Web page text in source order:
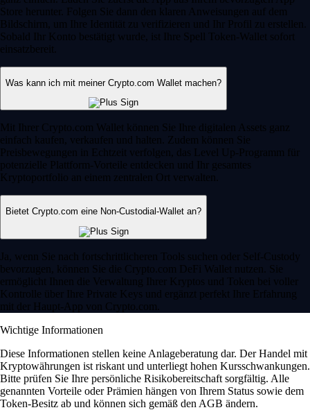
Store herunter. Folgen Sie dann den klaren Anweisungen auf dem
Bildschirm, um Ihre Identität zu verifizieren und Ihr Profil zu erstellen.
Sobald Ihr Konto bestätigt wurde, ist Ihre Spell Token-Wallet sofort
einsatzbereit.
Was kann ich mit meiner Crypto.com Wallet machen?
Mit Ihrer Crypto.com Wallet können Sie Ihre digitalen Assets ganz
einfach kaufen, verkaufen und halten. Zudem können Sie
Preisbewegungen in Echtzeit verfolgen, das Level Up-Programm für
potenzielle Plattform-Vorteile entdecken und Ihr gesamtes
Kryptoportfolio an einem zentralen Ort verwalten.
Bietet Crypto.com eine Non-Custodial-Wallet an?
Ja, wenn Sie nach fortschrittlicheren Tools suchen oder Self-Custody
bevorzugen, können Sie die Crypto.com DeFi Wallet nutzen. Sie
ermöglicht Ihnen die Verwaltung Ihrer Kryptos und Token bei voller
Kontrolle über Ihre Private Keys und ergänzt perfekt Ihre Erfahrung
mit der Haupt-App von Crypto.com.
Wichtige Informationen
Diese Informationen stellen keine Anlageberatung dar. Der Handel mit
Kryptowährungen ist riskant und unterliegt hohen Kursschwankungen.
Bitte prüfen Sie Ihre persönliche Risikobereitschaft sorgfältig. Alle
genannten Vorteile oder Prämien hängen von Ihrem Status sowie dem
Token-Besitz ab und können sich gemäß den AGB ändern.